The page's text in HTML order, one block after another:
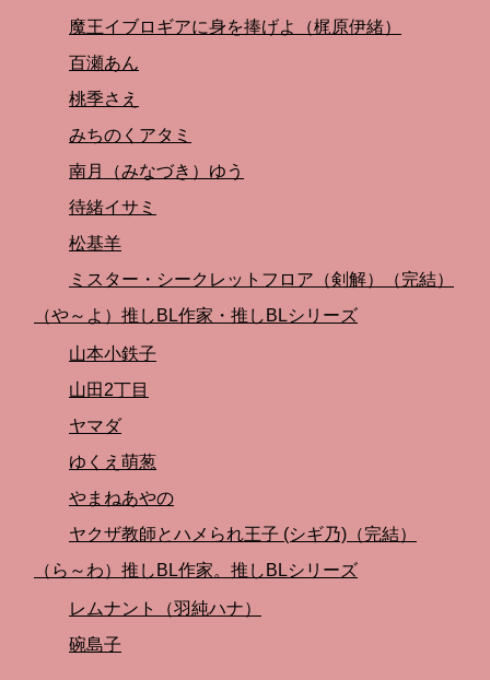
魔王イブロギアに身を捧げよ（梶原伊緒）
百瀬あん
桃季さえ
みちのくアタミ
南月（みなづき）ゆう
待緒イサミ
松基羊
ミスター・シークレットフロア（剣解）（完結）
（や～よ）推しBL作家・推しBLシリーズ
山本小鉄子
山田2丁目
ヤマダ
ゆくえ萌葱
やまねあやの
ヤクザ教師とハメられ王子 (シギ乃)（完結）
（ら～わ）推しBL作家。推しBLシリーズ
レムナント（羽純ハナ）
碗島子